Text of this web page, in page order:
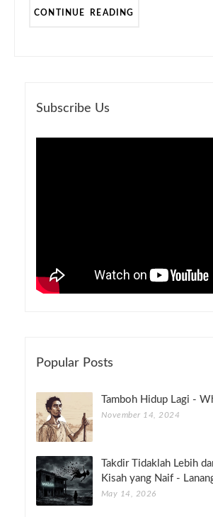
CONTINUE READING
Subscribe Us
Popular Posts
Tamboh Hidup Lagi -
November 14, 2024
Takdir Tidaklah Lebih
Kisah yang Naif -
May 14, 2026